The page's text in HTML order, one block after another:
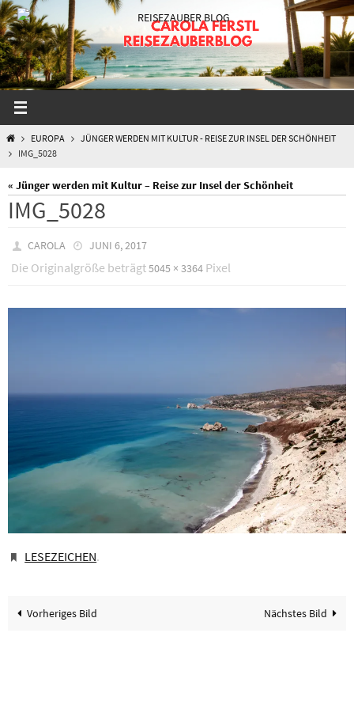
Zum
Inhalt
springen
STARTEUROPA
JÜNGER WERDEN MIT KULTUR - REISE ZUR INSEL DER SCHÖNHEIT
IMG_5028
« Jünger werden mit Kultur – Reise zur Insel der Schönheit
IMG_5028
CAROLA JUNI 6, 2017
Die Originalgröße beträgt5045 × 3364 Pixel
LESEZEICHEN.
Vorheriges Bild Nächstes Bild